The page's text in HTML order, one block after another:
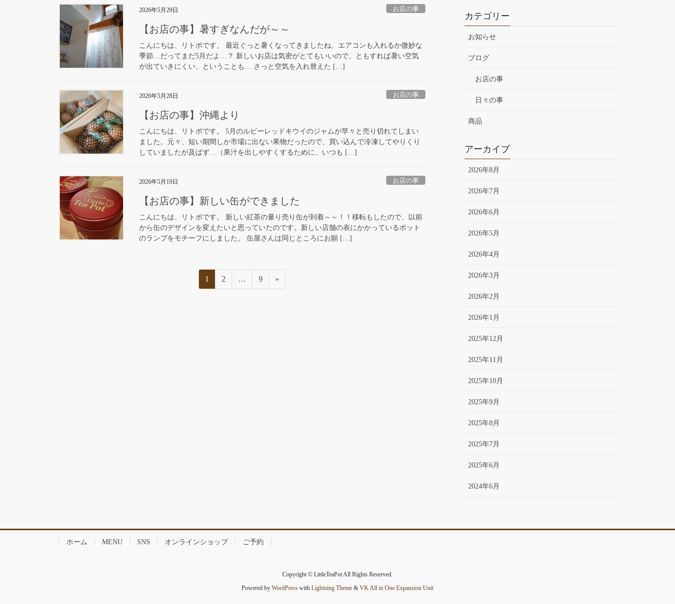
2026年5月29日 お店の事
【お店の事】暑すぎなんだが～～
こんにちは、リトポです。 最近ぐっと暑くなってきましたね。エアコンも入れるか微妙な
季節…だってまだ5月だよ…？ 新しいお店は気密がとてもいいので、ともすれば暑い空気
が出ていきにくい、ということも… さっと空気を入れ替えた […]
2026年5月28日 お店の事
【お店の事】沖縄より
こんにちは、リトポです。 5月のルビーレッドキウイのジャムが早々と売り切れてしまい
ました。元々、短い期間しか市場に出ない果物だったので、買い込んで冷凍してやりくり
していましたが及ばず…（果汁を出しやすくするために、いつも […]
2026年5月19日 お店の事
【お店の事】新しい缶ができました
こんにちは、リトポです。 新しい紅茶の量り売り缶が到着～～！！移転もしたので、以前
から缶のデザインを変えたいと思っていたのです。新しい店舗の表にかかっているポット
のランプをモチーフにしました。 缶屋さんは同じところにお願 […]
固
定
1
固
定
2 …
固
定
9 »
カテゴリー
お知らせ
ブログ
お店の事
日々の事
商品
アーカイブ
2026年8月
2026年7月
2026年6月
2026年5月
2026年4月
2026年3月
2026年2月
2026年1月
2025年12月
2025年11月
2025年10月
2025年9月
2025年8月
2025年7月
2025年6月
2024年6月
ホーム MENU SNS オンラインショップ ご予約
Copyright © LittleTeaPot All Rights Reserved.
Powered by WordPress with Lightning Theme & VK All in One Expansion Unit